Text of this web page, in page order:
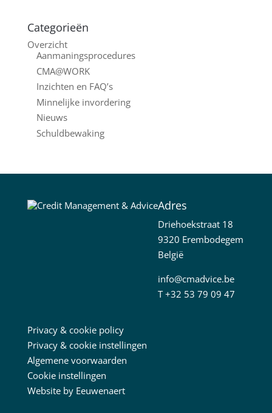
Categorieën
Overzicht
Aanmaningsprocedures
CMA@WORK
Inzichten en FAQ’s
Minnelijke invordering
Nieuws
Schuldbewaking
Adres
Driehoekstraat 18
9320 Erembodegem
België
info@cmadvice.be
T+32 53 79 09 47
Privacy & cookie policy
Privacy & cookie instellingen
Algemene voorwaarden
Cookie instellingen
Website by Eeuwenaert